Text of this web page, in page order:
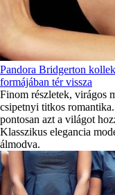
Pandora Bridgerton
formájában tér vissza
Finom részletek, virágos
csipetnyi titkos
pontosan azt a világot
Klasszikus elegancia
álmodva.